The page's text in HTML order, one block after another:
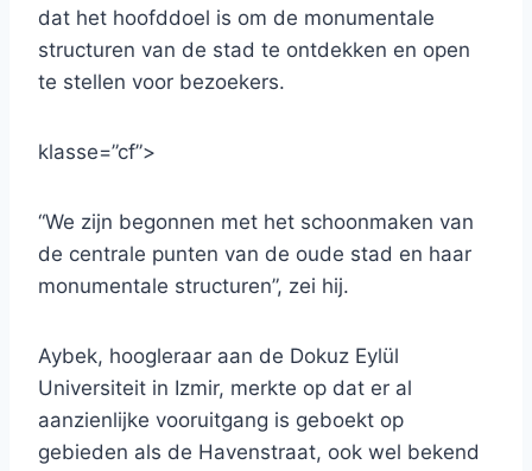
dat het hoofddoel is om de monumentale
structuren van de stad te ontdekken en open
te stellen voor bezoekers.
klasse=”cf”>
“We zijn begonnen met het schoonmaken van
de centrale punten van de oude stad en haar
monumentale structuren”, zei hij.
Aybek, hoogleraar aan de Dokuz Eylül
Universiteit in Izmir, merkte op dat er al
aanzienlijke vooruitgang is geboekt op
gebieden als de Havenstraat, ook wel bekend